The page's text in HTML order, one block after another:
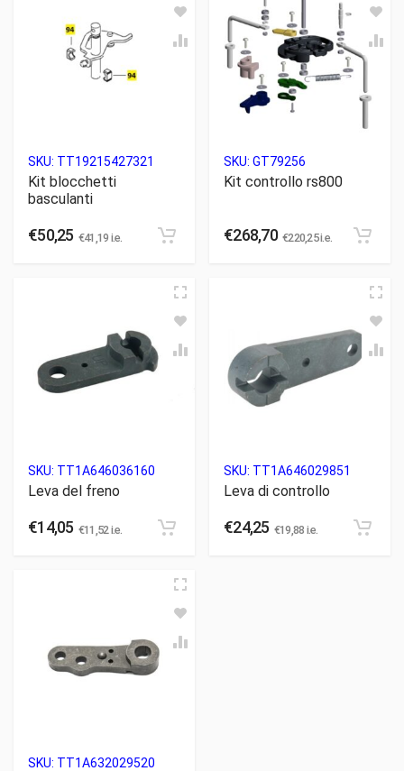
SKU: TT19215427321
Kit blocchetti
basculanti
€50,25 €41,19 i.e.
SKU: GT79256
Kit controllo rs800
€268,70 €220,25i.e.
SKU: TT1A646036160
Leva del freno
€14,05 €11,52i.e.
SKU: TT1A646029851
Leva di controllo
€24,25 €19,88 i.e.
SKU: TT1A632029520